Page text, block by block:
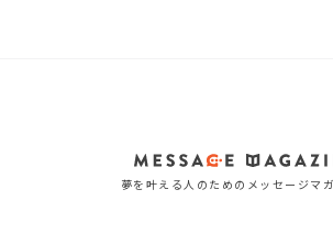
夢を叶える人のためのメッセージマガ